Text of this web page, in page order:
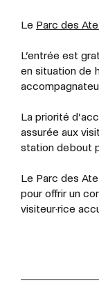
Le Parc des
L’entrée est
en situation de
La priorité
assurée aux
station debout
Le Parc des
pour offrir un
visiteur·rice